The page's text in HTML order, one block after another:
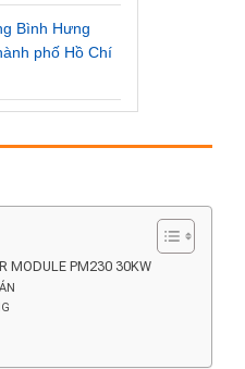
Bình Hưng
phố Hồ Chí
MODULE PM230 30KW